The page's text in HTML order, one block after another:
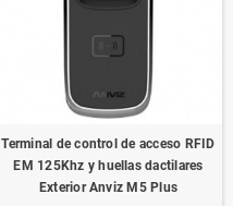
Terminal de control de acceso RFID
EM 125Khz y huellas dactilares
Exterior Anviz M5 Plus